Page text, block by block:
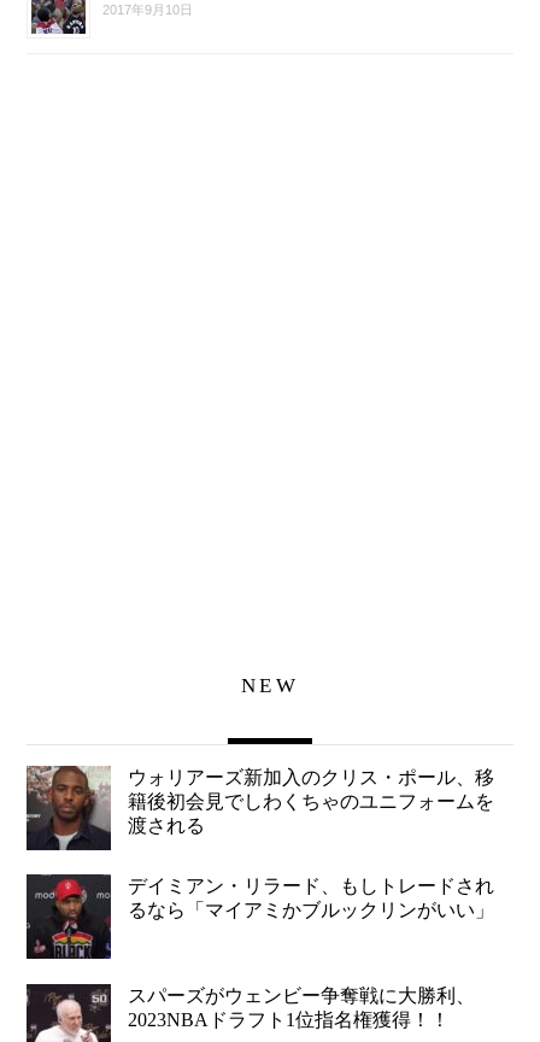
2017年9月10日
NEW
ウォリアーズ新加入のクリス・ポール、移
籍後初会見でしわくちゃのユニフォームを
渡される
デイミアン・リラード、もしトレードされ
るなら「マイアミかブルックリンがいい」
スパーズがウェンビー争奪戦に大勝利、
2023NBAドラフト1位指名権獲得！！